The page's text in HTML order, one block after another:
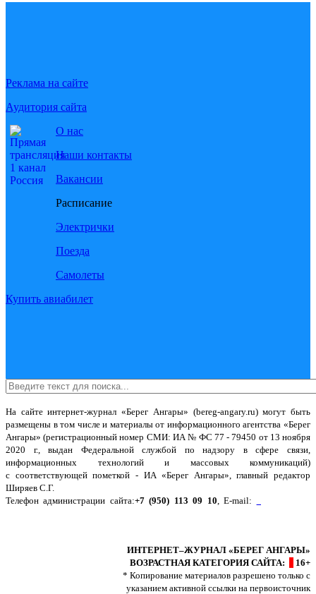
Реклама на сайте
Аудитория сайта
О нас
Наши контакты
Вакансии
Расписание
Электрички
Поезда
Самолеты
Купить авиабилет
На сайте интернет-журнал«Берег Ангары» (bereg-angary.ru) могут быть
размещены в том числеи материалы от информационного агентства «Берег
Ангары» (регистрационный номер СМИ: ИА № ФС 77 - 79450 от 13 ноября
2020 г., выдан Федеральной службой по надзору в сфере связи,
информационных технологий и массовых коммуникаций)
с соответствующей пометкой - ИА «Берег Ангары», главный редактор
Ширяев С.Г.
Телефон администрации сайта:+7 (950) 113 09 10 , E-mail:
ИНТЕРНЕТ–ЖУРНАЛ «БЕРЕГ АНГАРЫ»
ВОЗРАСТНАЯ КАТЕГОРИЯ САЙТА:
16+
* Копирование материалов разрешено только с
указанием активной ссылки на первоисточник